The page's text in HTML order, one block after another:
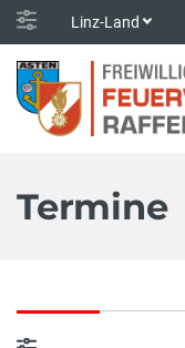
Linz-Land
Termine